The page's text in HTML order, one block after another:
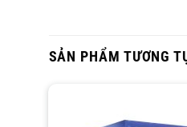
SẢN PHẨM TƯƠNG